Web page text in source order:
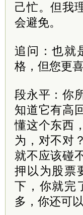
己忙。但我
会避免。
追问：也就
格，但您更
段永平：你
知道它有高
懂这个东西
为，对不对
就不应该碰
押以为股票
下，你就完
多，你还可以